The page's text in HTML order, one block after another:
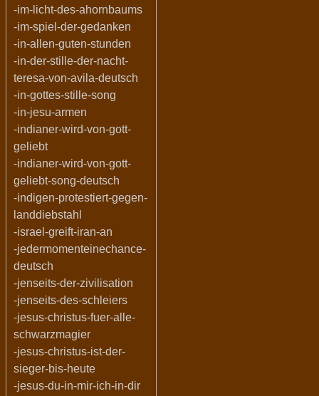
-im-licht-des-ahornbaums
-im-spiel-der-gedanken
-in-allen-guten-stunden
-in-der-stille-der-nacht-
teresa-von-avila-deutsch
-in-gottes-stille-song
-in-jesu-armen
-indianer-wird-von-gott-
geliebt
-indianer-wird-von-gott-
geliebt-song-deutsch
-indigen-protestiert-gegen-
landdiebstahl
-israel-greift-iran-an
-jedermomenteinechance-
deutsch
-jenseits-der-zivilisation
-jenseits-des-schleiers
-jesus-christus-fuer-alle-
schwarzmagier
-jesus-christus-ist-der-
sieger-bis-heute
-jesus-du-in-mir-ich-in-dir